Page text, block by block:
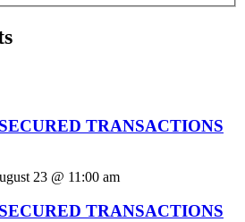
TRANSACTIONS
23 @ 11:00 am
TRANSACTIONS